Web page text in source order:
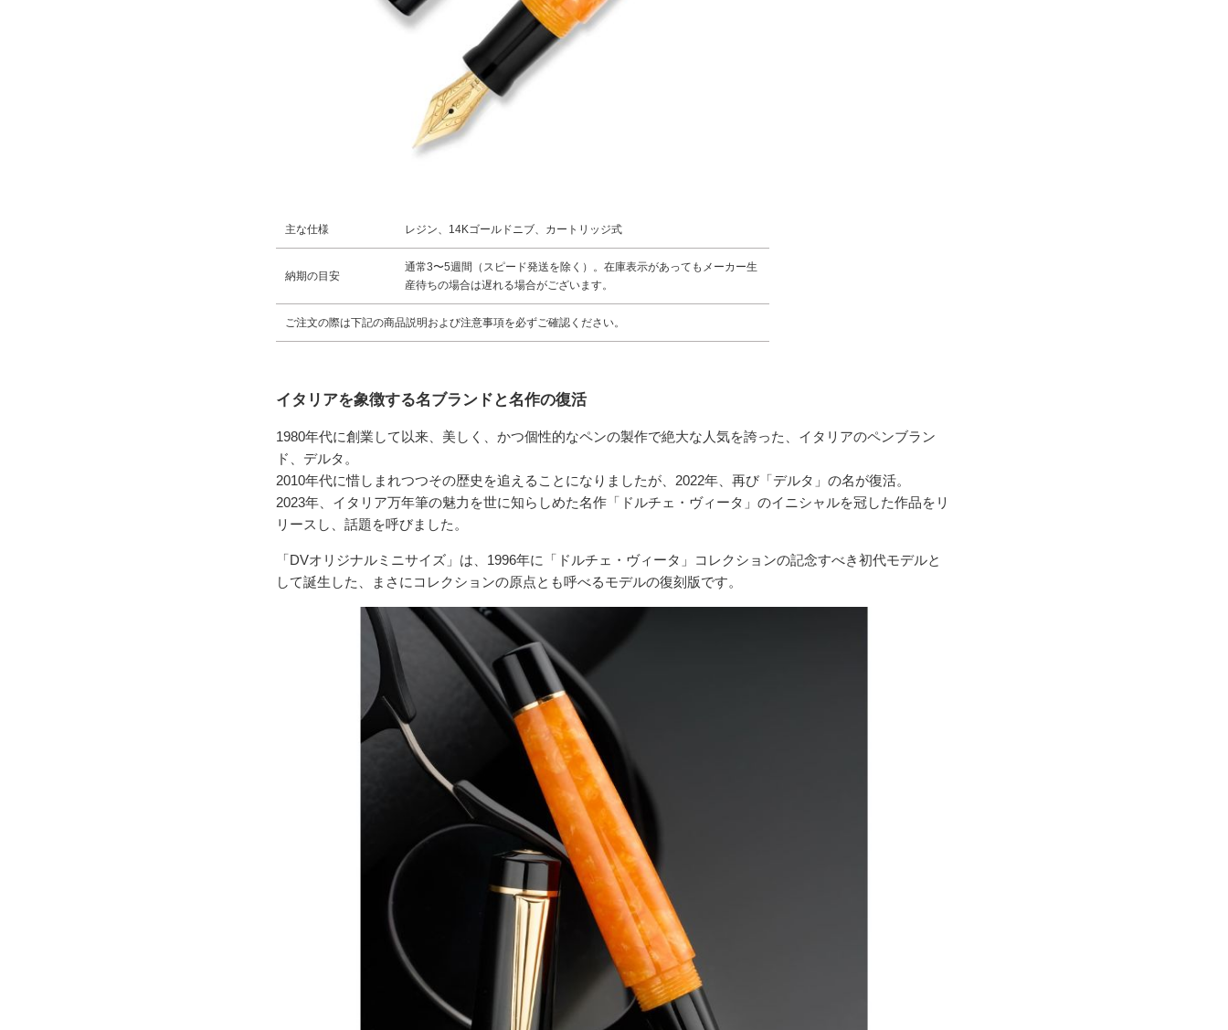
主な仕様 レジン、14Kゴールドニブ、カートリッジ式
納期の目安
通常3〜5週間（スピード発送を除く）。在庫表示があってもメーカー生
産待ちの場合は遅れる場合がございます。
ご注文の際は下記の商品説明および注意事項を必ずご確認ください。
イタリアを象徴する名ブランドと名作の復活
1980年代に創業して以来、美しく、かつ個性的なペンの製作で絶大な人気を誇った、イタリアのペンブラン
ド、デルタ。
2010年代に惜しまれつつその歴史を追えることになりましたが、2022年、再び「デルタ」の名が復活。
2023年、イタリア万年筆の魅力を世に知らしめた名作「ドルチェ・ヴィータ」のイニシャルを冠した作品をリ
リースし、話題を呼びました。
「DVオリジナルミニサイズ」は、1996年に「ドルチェ・ヴィータ」コレクションの記念すべき初代モデルと
して誕生した、まさにコレクションの原点とも呼べるモデルの復刻版です。